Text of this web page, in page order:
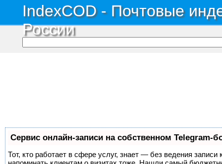
IndexCOD - Почтовые
России
Сервис онлайн-записи на собственном Telegram-
Тот, кто работает в сфере услуг, знает — без ведения